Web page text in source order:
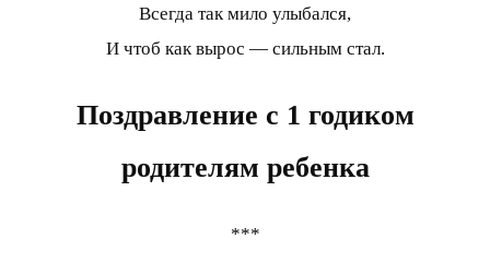
Всегда так мило улыбался,
И чтоб как вырос — сильным стал.
Поздравление с 1 годиком
родителям ребенка
***